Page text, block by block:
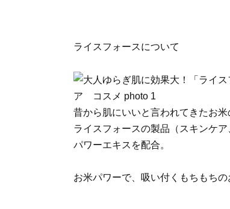
ライスフォースについて
昔から肌にいいと言われてきたお
ライスフォースの製品（スキンケ
パワーエキスを配合。
お米パワーで、吸い付くもちもちの